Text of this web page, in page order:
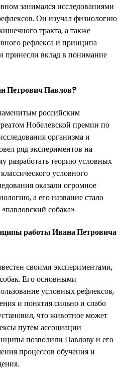
занимался исследованиями
Он изучал физиологию
тракта, а также
рефлекса и принципа
принесли вклад в понимание
Петрович Павлов?
российским
Нобелевской премии по
организма и
ряд экспериментов на
разработать теорию условных
условного
оказали огромное
а его название стало
собака».
работы Ивана Петровича
своими экспериментами,
Его основными
условных рефлексов,
и понятия сильно и слабо
что животное может
путем ассоциации
позволили Павлову и его
процессов обучения и